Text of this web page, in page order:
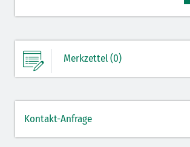
Merkzettel (0)
ZUM
Kontakt-Anfrage